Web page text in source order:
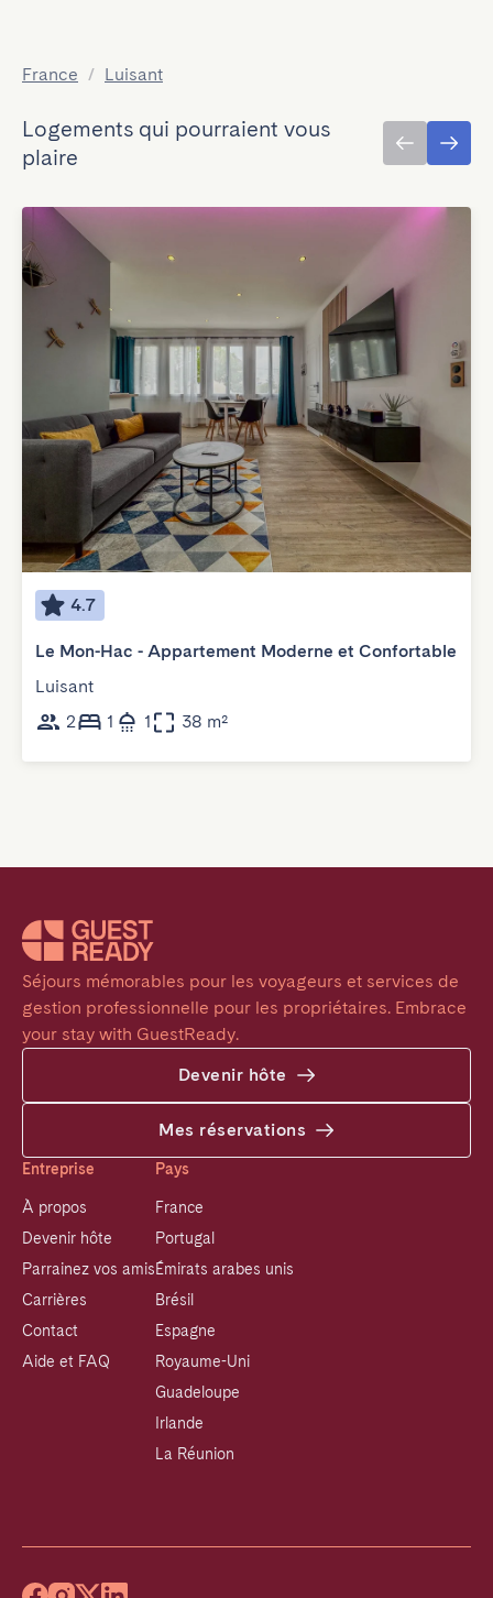
France / Luisant
Logements qui pourraient vous
plaire
4.7
Le Mon-Hac - Appartement Moderne et Confortable
Luisant
2
1 1 38 m²
Séjours mémorables pour les voyageurs et services de
gestion professionnelle pour les propriétaires. Embrace
your stay with GuestReady.
Devenir hôte
Mes réservations
Entreprise
À propos
Devenir hôte
Parrainez vos amis
Carrières
Contact
Aide et FAQ
Pays
France
Portugal
Émirats arabes unis
Brésil
Espagne
Royaume-Uni
Guadeloupe
Irlande
La Réunion